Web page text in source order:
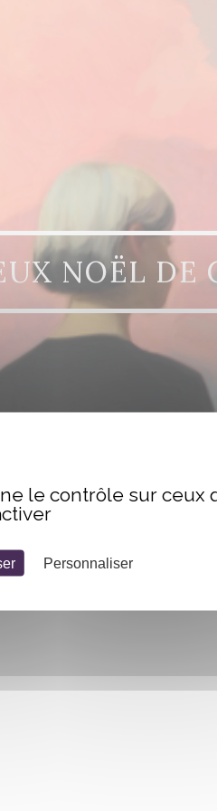
NOËL DE
le contrôle sur ceux
Personnaliser